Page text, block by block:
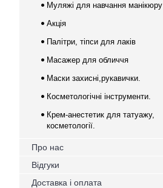
Муляжі для навчання манікюру
Акція
Палітри, тіпси для лаків
Масажер для обличчя
Маски захисні,рукавички.
Косметологічні інструменти.
Крем-анестетик для татуажу,
косметології.
Про нас
Відгуки
Доставка і оплата